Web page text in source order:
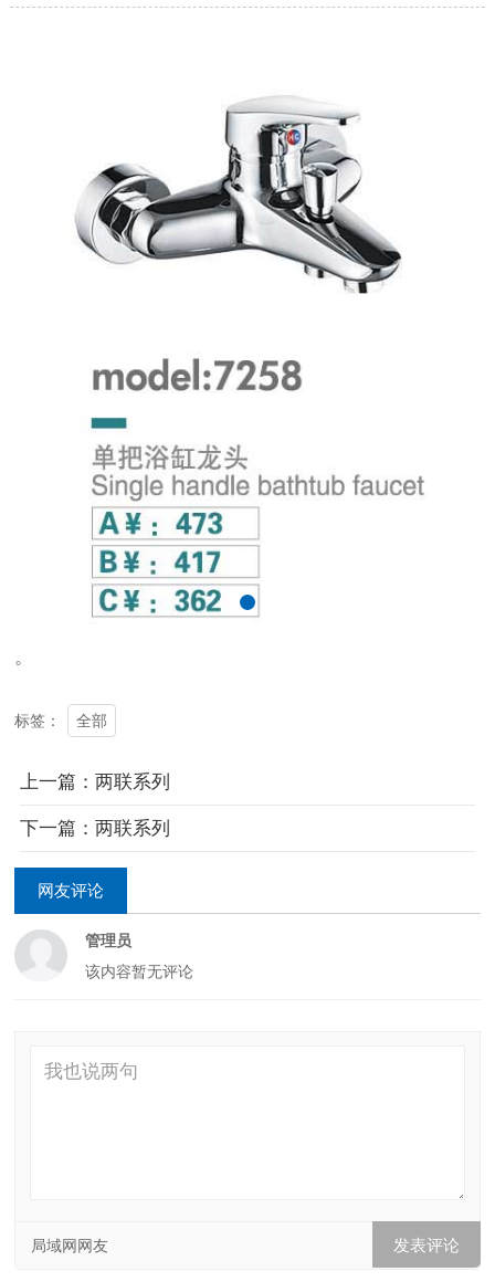
。
标签： 全部
上一篇：两联系列
下一篇：两联系列
网友评论
管理员
该内容暂无评论
局域网网友